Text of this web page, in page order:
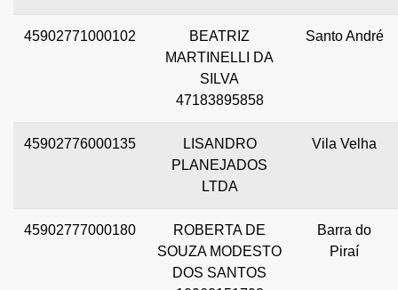
45902771000102
BEATRIZ
MARTINELLI DA
SILVA
47183895858
Santo André
45902776000135
LISANDRO
PLANEJADOS
LTDA
Vila Velha
45902777000180
ROBERTA DE
SOUZA MODESTO
DOS SANTOS
Barra do
Piraí